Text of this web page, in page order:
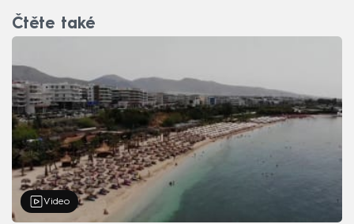
Čtěte také
Video